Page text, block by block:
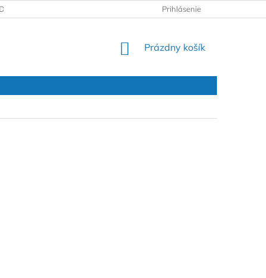
Prihlásenie
NÁKUPNÝ
Prázdny košík